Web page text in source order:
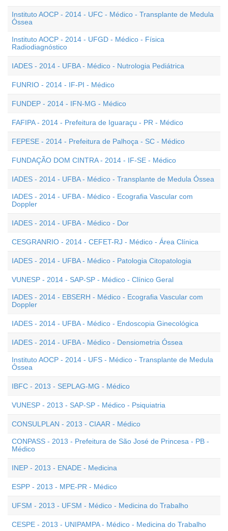
Instituto AOCP - 2014 - UFC - Médico - Transplante de Medula
Óssea
Instituto AOCP - 2014 - UFGD - Médico - Física
Radiodiagnóstico
IADES - 2014 - UFBA - Médico - Nutrologia Pediátrica
FUNRIO - 2014 - IF-PI - Médico
FUNDEP - 2014 - IFN-MG - Médico
FAFIPA - 2014 - Prefeitura de Iguaraçu - PR - Médico
FEPESE - 2014 - Prefeitura de Palhoça - SC - Médico
FUNDAÇÃO DOM CINTRA - 2014 - IF-SE - Médico
IADES - 2014 - UFBA - Médico - Transplante de Medula Óssea
IADES - 2014 - UFBA - Médico - Ecografia Vascular com
Doppler
IADES - 2014 - UFBA - Médico - Dor
CESGRANRIO - 2014 - CEFET-RJ - Médico - Área Clínica
IADES - 2014 - UFBA - Médico - Patologia Citopatologia
VUNESP - 2014 - SAP-SP - Médico - Clínico Geral
IADES - 2014 - EBSERH - Médico - Ecografia Vascular com
Doppler
IADES - 2014 - UFBA - Médico - Endoscopia Ginecológica
IADES - 2014 - UFBA - Médico - Densiometria Óssea
Instituto AOCP - 2014 - UFS - Médico - Transplante de Medula
Óssea
IBFC - 2013 - SEPLAG-MG - Médico
VUNESP - 2013 - SAP-SP - Médico - Psiquiatria
CONSULPLAN - 2013 - CIAAR - Médico
CONPASS - 2013 - Prefeitura de São José de Princesa - PB -
Médico
INEP - 2013 - ENADE - Medicina
ESPP - 2013 - MPE-PR - Médico
UFSM - 2013 - UFSM - Médico - Medicina do Trabalho
CESPE - 2013 - UNIPAMPA - Médico - Medicina do Trabalho